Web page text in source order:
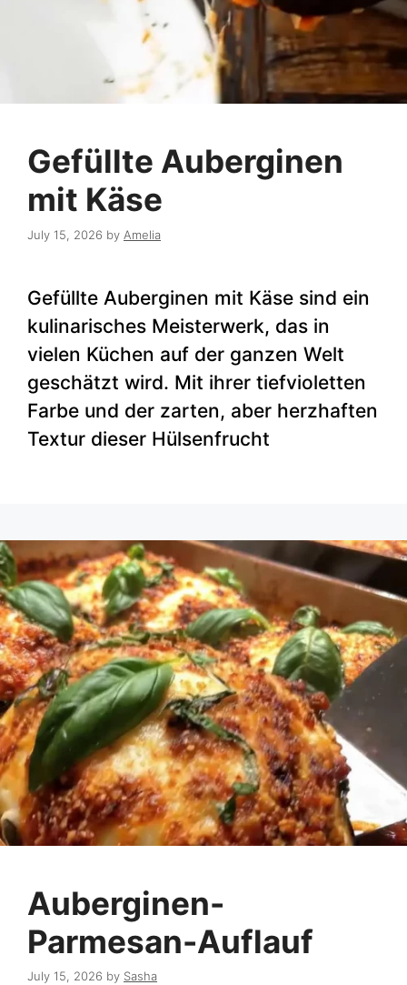
Gefüllte Auberginen
mit Käse
July 15, 2026 by Amelia
Gefüllte Auberginen mit Käse sind ein
kulinarisches Meisterwerk, das in
vielen Küchen auf der ganzen Welt
geschätzt wird. Mit ihrer tiefvioletten
Farbe und der zarten, aber herzhaften
Textur dieser Hülsenfrucht
Auberginen-
Parmesan-Auflauf
July 15, 2026 by Sasha